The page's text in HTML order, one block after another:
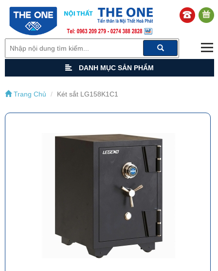
DANH MỤC SẢN PHẨM
Trang Chủ Két sắt LG158K1C1